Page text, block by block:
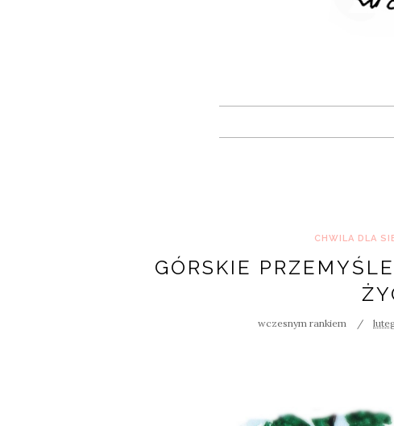
CHWILA DLA
GÓRSKIE
wczesnym rankiem